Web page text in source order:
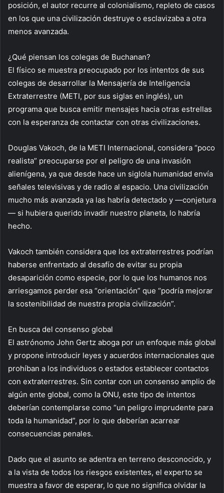
posición, el autor recurre al colonialismo, repleto de casos
en los que una civilización destruye o esclavizaba a otra
menos avanzada.
¿Qué piensan los colegas de Buchanan?
El físico se muestra preocupado por los intentos de sus
colegas de desarrollar la Mensajería de Inteligencia
Extraterrestre (METI, por sus siglas en inglés), un
programa que busca emitir mensajes hacia otras estrellas
con la esperanza de contactar con otras civilizaciones.
Douglas Vakoch, de la METI Internacional, considera “poco
realista” preocuparse por el peligro de una invasión
alienígena, ya que desde hace un siglola humanidad envía
señales televisivas y de radio al espacio. Una civilización
mucho más avanzada ya las habría detectado y —conjetura
— si hubiera querido invadir nuestro planeta, lo habría
hecho.
Vakoch también considera que los extraterrestres podrían
haberse enfrentado al desafío de evitar su propia
desaparición como especie, por lo que los humanos nos
arriesgamos perder esa “orientación” que “podría mejorar
la sostenibilidad de nuestra propia civilización”.
En busca del consenso global
El astrónomo John Gertz aboga por un enfoque más global
y propone introducir leyes y acuerdos internacionales que
prohíban a los individuos o estados establecer contactos
con extraterrestres. Sin contar con un consenso amplio de
algún ente global, como la ONU, este tipo de intentos
deberían contemplarse como “un peligro imprudente para
toda la humanidad”, por lo que deberían acarrear
consecuencias penales.
Dado que el asunto se adentra en terreno desconocido, y
a la vista de todos los riesgos existentes, el experto se
muestra a favor de esperar, lo que no significa olvidar la